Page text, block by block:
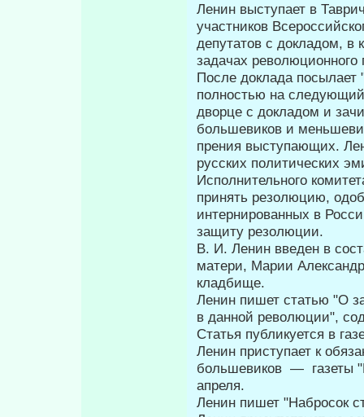
Ленин выступает в
участников
депутатов с докладом, в
задачах революционного
После доклада посылает
полностью на
дворце с докла­дом и
большевиков и
прения выступающих.
русских политических
Исполнительного
принять резолюцию,
интернированных в
защиту резолюции.
В. И. Ленин введен в
матери, Марии
кладбище.
Ленин пишет статью "О
в данной революции",
Статья публикуется в
Ленин приступает к
большевиков — газеты
апреля.
Ленин пишет "Набросок